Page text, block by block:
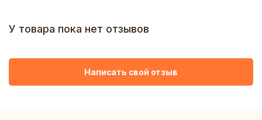
У товара пока нет отзывов
Написать свой отзыв